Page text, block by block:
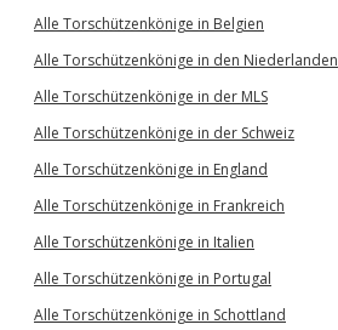
Alle Torschützenkönige in Belgien
Alle Torschützenkönige in den Niederlanden
Alle Torschützenkönige in der MLS
Alle Torschützenkönige in der Schweiz
Alle Torschützenkönige in England
Alle Torschützenkönige in Frankreich
Alle Torschützenkönige in Italien
Alle Torschützenkönige in Portugal
Alle Torschützenkönige in Schottland